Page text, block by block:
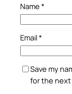
Name *
Email*
Save my
for the next